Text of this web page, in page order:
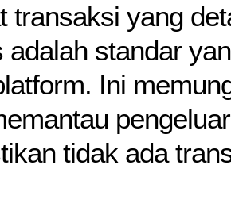
transaksi yang
adalah standar
Ini
tidak ada